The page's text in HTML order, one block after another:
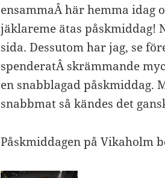
ensammaÂ här hemma idag
jäklareme ätas påskmiddag!
sida. Dessutom har jag, se
spenderatÂ skrämmande
en snabblagad påskmiddag.
snabbmat så kändes det
Påskmiddagen på Vikaholm